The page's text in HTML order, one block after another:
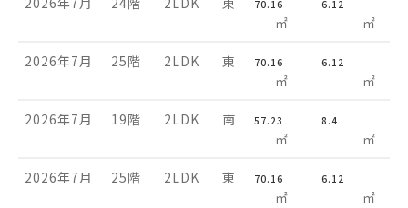
70.16
㎡
6.12
㎡
2026年7月 25階 2LDK 東 70.16
㎡
6.12
㎡
2026年7月 19階 2LDK 南 57.23
㎡
8.4
㎡
2026年7月 25階 2LDK 東 70.16
㎡
6.12
㎡